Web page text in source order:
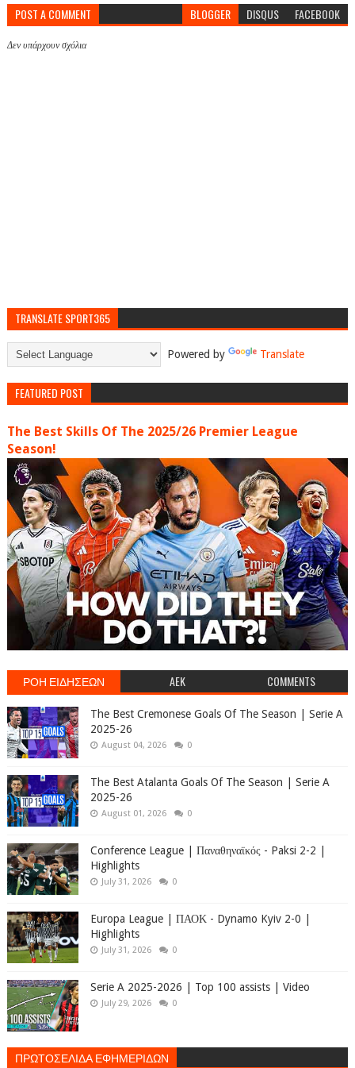
POST A COMMENT BLOGGER DISQUS FACEBOOK
Δεν υπάρχουν σχόλια
TRANSLATE SPORT365
Powered by Translate
FEATURED POST
The Best Skills Of The 2025/26 Premier League
Season!
ΡΟΗ ΕΙΔΗΣΕΩΝ AEK COMMENTS
The Best Cremonese Goals Of The Season | Serie A
2025-26
August 04, 2026 0
The Best Atalanta Goals Of The Season | Serie A
2025-26
August 01, 2026 0
Conference League | Παναθηναϊκός - Paksi 2-2 |
Highlights
July 31, 2026 0
Europa League | ΠΑΟΚ - Dynamo Kyiv 2-0 |
Highlights
July 31, 2026 0
Serie A 2025-2026 | Top 100 assists | Video
July 29, 2026 0
ΠΡΩΤΟΣΕΛΙΔΑ ΕΦΗΜΕΡΙΔΩΝ